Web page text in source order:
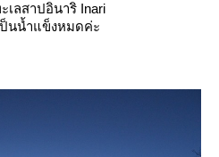
เลสาปอินาริ Inari
นน้ำแข็งหมดค่ะ